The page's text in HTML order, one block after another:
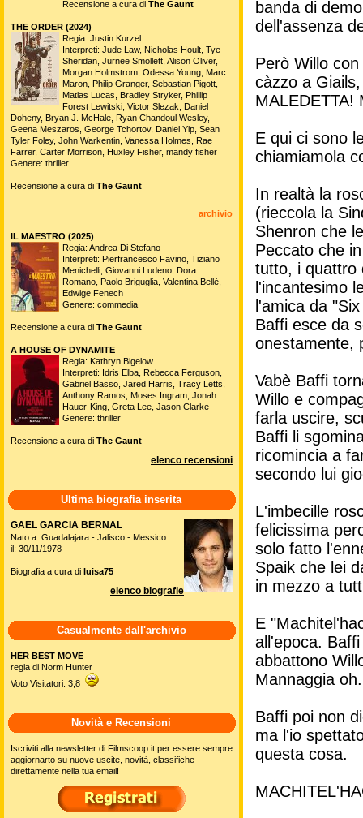
banda di
dell'assenza
Però Willo
càzzo a
E qui ci sono
chiamiamola
In realtà la
(rieccola la
Shenron che
Peccato che
tutto, i quattro
l'incantesimo
l'amica da
Baffi esce da
onestamente,
Vabè Baffi
Willo e
farla uscire,
Baffi li
ricomincia a
secondo lui
L'imbecille
felicissima
solo fatto
Spaik che lei
in mezzo a
E
all'epoca.
abbattono
Mannaggia oh.
Baffi poi non
ma l'io
questa cosa.
Recensione a cura di The Gaunt
THE ORDER (2024)
Regia: Justin Kurzel
Interpreti: Jude Law, Nicholas Hoult, Tye
Sheridan, Jurnee Smollett, Alison Oliver,
Morgan Holmstrom, Odessa Young, Marc
Maron, Philip Granger, Sebastian Pigott,
Matias Lucas, Bradley Stryker, Phillip
Forest Lewitski, Victor Slezak, Daniel
Doheny, Bryan J. McHale, Ryan Chandoul Wesley,
Geena Meszaros, George Tchortov, Daniel Yip, Sean
Tyler Foley, John Warkentin, Vanessa Holmes, Rae
Farrer, Carter Morrison, Huxley Fisher, mandy fisher
Genere: thriller
Recensione a cura di The Gaunt
archivio
IL MAESTRO (2025)
Regia: Andrea Di Stefano
Interpreti: Pierfrancesco Favino, Tiziano
Menichelli, Giovanni Ludeno, Dora
Romano, Paolo Briguglia, Valentina Bellè,
Edwige Fenech
Genere: commedia
Recensione a cura di The Gaunt
A HOUSE OF DYNAMITE
Regia: Kathryn Bigelow
Interpreti: Idris Elba, Rebecca Ferguson,
Gabriel Basso, Jared Harris, Tracy Letts,
Anthony Ramos, Moses Ingram, Jonah
Hauer-King, Greta Lee, Jason Clarke
Genere: thriller
Recensione a cura di The Gaunt
elenco recensioni
Ultima biografia inserita
GAEL GARCIA BERNAL
Nato a: Guadalajara - Jalisco - Messico
il: 30/11/1978
Biografia a cura di luisa75
elenco biografie
Casualmente dall'archivio
HER BEST MOVE
regia di Norm Hunter
Voto Visitatori: 3,8
Novità e Recensioni
Iscriviti alla newsletter di Filmscoop.it per essere sempre
aggiornarto su nuove uscite, novità, classifiche
direttamente nella tua email!